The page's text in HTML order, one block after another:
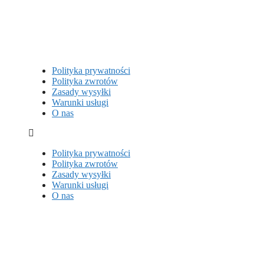
Polityka prywatności
Polityka zwrotów
Zasady wysyłki
Warunki usługi
O nas
Polityka prywatności
Polityka zwrotów
Zasady wysyłki
Warunki usługi
O nas